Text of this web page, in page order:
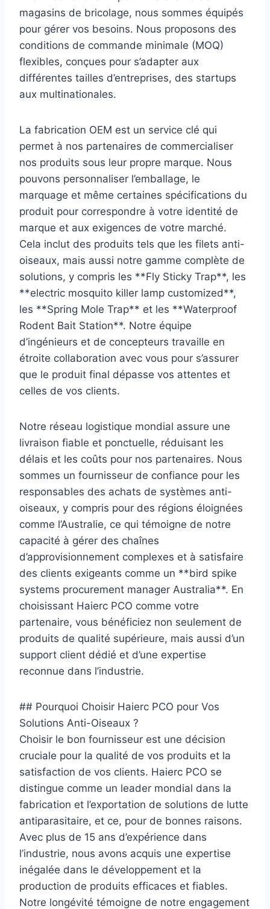
magasins de bricolage, nous sommes équipés
pour gérer vos besoins. Nous proposons des
conditions de commande minimale (MOQ)
flexibles, conçues pour s’adapter aux
différentes tailles d’entreprises, des startups
aux multinationales.
La fabrication OEM est un service clé qui
permet à nos partenaires de commercialiser
nos produits sous leur propre marque. Nous
pouvons personnaliser l’emballage, le
marquage et même certaines spécifications du
produit pour correspondre à votre identité de
marque et aux exigences de votre marché.
Cela inclut des produits tels que les filets anti-
oiseaux, mais aussi notre gamme complète de
solutions, y compris les **Fly Sticky Trap**, les
**electric mosquito killer lamp customized**,
les **Spring Mole Trap** et les **Waterproof
Rodent Bait Station**. Notre équipe
d’ingénieurs et de concepteurs travaille en
étroite collaboration avec vous pour s’assurer
que le produit final dépasse vos attentes et
celles de vos clients.
Notre réseau logistique mondial assure une
livraison fiable et ponctuelle, réduisant les
délais et les coûts pour nos partenaires. Nous
sommes un fournisseur de confiance pour les
responsables des achats de systèmes anti-
oiseaux, y compris pour des régions éloignées
comme l’Australie, ce qui témoigne de notre
capacité à gérer des chaînes
d’approvisionnement complexes et à satisfaire
des clients exigeants comme un **bird spike
systems procurement manager Australia**. En
choisissant Haierc PCO comme votre
partenaire, vous bénéficiez non seulement de
produits de qualité supérieure, mais aussi d’un
support client dédié et d’une expertise
reconnue dans l’industrie.
## Pourquoi Choisir Haierc PCO pour Vos
Solutions Anti-Oiseaux ?
Choisir le bon fournisseur est une décision
cruciale pour la qualité de vos produits et la
satisfaction de vos clients. Haierc PCO se
distingue comme un leader mondial dans la
fabrication et l’exportation de solutions de lutte
antiparasitaire, et ce, pour de bonnes raisons.
Avec plus de 15 ans d’expérience dans
l’industrie, nous avons acquis une expertise
inégalée dans le développement et la
production de produits efficaces et fiables.
Notre longévité témoigne de notre engagement